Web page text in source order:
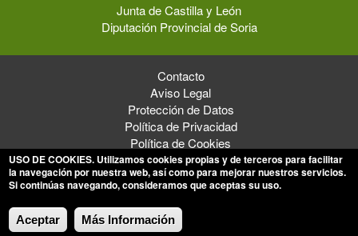
Junta de Castilla y León
Diputación Provincial de Soria
Contacto
Aviso Legal
Protección de Datos
Política de Privacidad
Política de Cookies
© 2026 Ayuntamiento de Cidones
USO DE COOKIES. Utilizamos cookies propias y de terceros para facilitar
la navegación por nuestra web, así como para mejorar nuestros servicios.
Si continúas navegando, consideramos que aceptas su uso.
Aceptar Más Información